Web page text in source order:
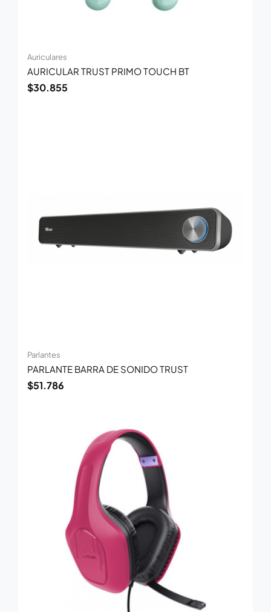
Auriculares
AURICULAR TRUST PRIMO TOUCH BT
$30.855
Parlantes
PARLANTE BARRA DE SONIDO TRUST
$51.786